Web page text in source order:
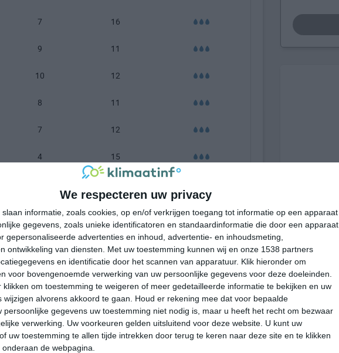
We respecteren uw privacy
slaan informatie, zoals cookies, op en/of verkrijgen toegang tot informatie op een apparaat
gegevens, zoals unieke identificatoren en standaardinformatie die door een apparaat
gepersonaliseerde advertenties en inhoud, advertentie- en inhoudsmeting,
ontwikkeling van diensten.
Met uw toestemming kunnen wij en onze 1538 partners
en identificatie door het scannen van apparatuur. Klik hieronder om
voor bovengenoemde verwerking van uw persoonlijke gegevens voor deze doeleinden.
klikken om toestemming te weigeren of meer gedetailleerde informatie te bekijken en uw
alvorens akkoord te gaan.
Houd er rekening mee dat voor bepaalde
persoonlijke gegevens uw toestemming niet nodig is, maar u heeft het recht om bezwaar
verwerking. Uw voorkeuren gelden uitsluitend voor deze website. U kunt uw
uw toestemming te allen tijde intrekken door terug te keren naar deze site en te klikken
de webpagina.
7 16
9 11
10 12
8 11
7 12
4 15
2 16
mm = |101-200 mm = |meer dan 200 mm =